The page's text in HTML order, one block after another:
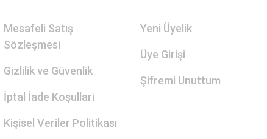
Mesafeli Satış
Sözleşmesi
Gizlilik ve Güvenlik
İptal İade Koşullari
Kişisel Veriler Politikası
Yeni Üyelik
Üye Girişi
Şifremi Unuttum